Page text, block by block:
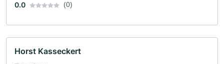
0.0
(0)
Horst Kasseckert